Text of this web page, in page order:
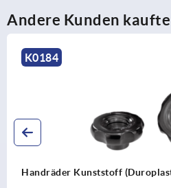
Andere Kunden
K0161
Scheibenhandräder aus